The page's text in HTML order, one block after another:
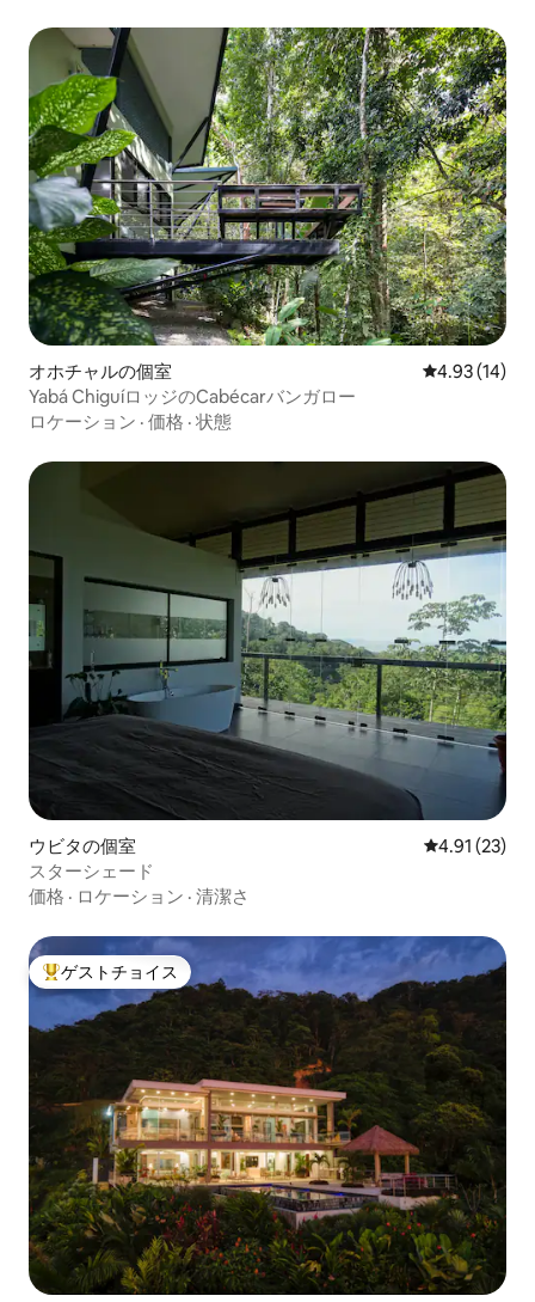
オホチャルの個室 レビュー14
4.93 (14)
Yabá ChiguíロッジのCabécarバンガロー
ロケーション · 価格 · 状態
ウビタの個室 レビュー23
4.91 (23)
スターシェード
価格 · ロケーション · 清潔さ
大好評のゲストチョイスです。
ゲストチョイス